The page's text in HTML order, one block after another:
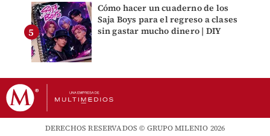
Cómo hacer un cuaderno de los
Saja Boys para el regreso a clases
sin gastar mucho dinero | DIY
DERECHOS RESERVADOS © GRUPO MILENIO 2026